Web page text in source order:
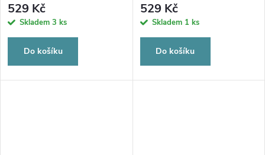
529 Kč
Skladem 3 ks
Do košíku
529 Kč
Skladem 1 ks
Do košíku